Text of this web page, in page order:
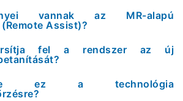
vannak az MR-alapú
Assist)?
fel a rendszer az új
e ez a technológia